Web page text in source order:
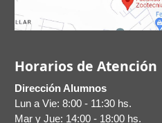
Horarios de Atención
Dirección Alumnos
Lun a Vie: 8:00 - 11:30 hs.
Mar y Jue: 14:00 - 18:00 hs.